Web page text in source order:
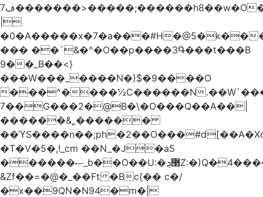
ف7�������>�����;������h8��w�O����էW������������{�g����y�
|
�0�A�����x�7�a���#H�@5�k��
��� ��`&�^�O��p����3Գ���t���B
9��_B��<}
���W���_����N�)$�9����O
���^����½C������N
7��G���2�@B�\�O���Q��A��|
������&˿������
�T�V�5�,!_cm ��N_�J�a5
������ޞ_b��O��U:�޳ܯZ:�)Q�4�������
&Zf��=�@�_��Ft �Bc{�� c�/
�x��9QN�N94�m�|